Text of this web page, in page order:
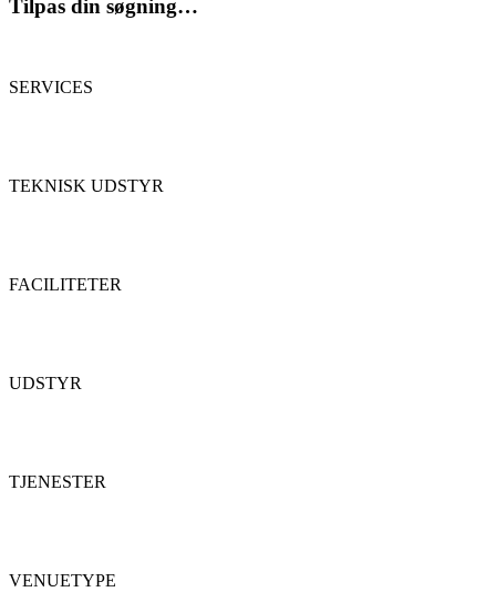
Tilpas din søgning…
SERVICES
TEKNISK UDSTYR
FACILITETER
UDSTYR
TJENESTER
VENUETYPE